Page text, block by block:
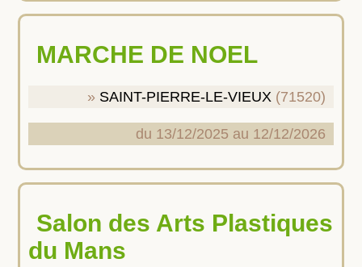
MARCHE DE NOEL
SAINT-PIERRE-LE-VIEUX (71520)
du 13/12/2025 au 12/12/2026
Salon des Arts Plastiques
du Mans